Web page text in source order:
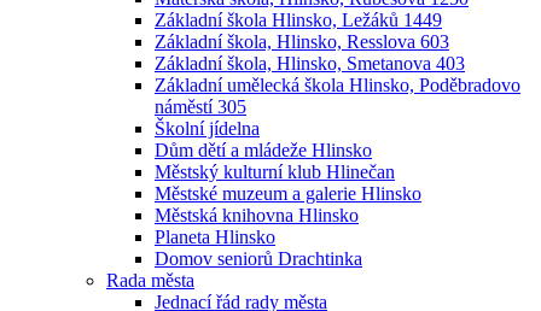
Základní škola Hlinsko, Ležáků 1449
Základní škola, Hlinsko, Resslova 603
Základní škola, Hlinsko, Smetanova 403
Základní umělecká škola Hlinsko, Poděbradovo
náměstí 305
Školní jídelna
Dům dětí a mládeže Hlinsko
Městský kulturní klub Hlinečan
Městské muzeum a galerie Hlinsko
Městská knihovna Hlinsko
Planeta Hlinsko
Domov seniorů Drachtinka
Rada města
Jednací řád rady města